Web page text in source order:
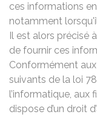
ces informations
notamment
Il est alors précisé
de fournir ces
Conformément
suivants de la loi
l’informatique, aux
dispose d’un droit